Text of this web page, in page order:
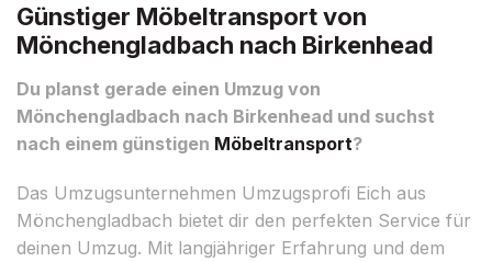
Günstiger Möbeltransport von
Mönchengladbach nach Birkenhead
Du planst gerade einen Umzug von
Mönchengladbach nach Birkenhead und suchst
nach einem günstigen Möbeltransport?
Das Umzugsunternehmen Umzugsprofi Eich aus
Mönchengladbach bietet dir den perfekten Service für
deinen Umzug. Mit langjähriger Erfahrung und dem